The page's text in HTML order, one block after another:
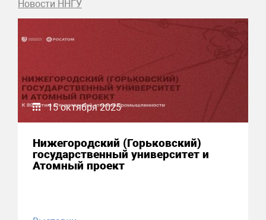
Новости ННГУ
15 октября 2025
Нижегородский (Горьковский)
государственный университет и
Атомный проект